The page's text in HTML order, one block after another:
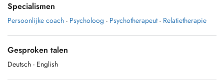
Specialismen
Persoonlijke coach - Psycholoog - Psychotherapeut - Relatietherapie
Gesproken talen
Deutsch - English